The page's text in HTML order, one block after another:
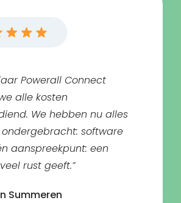
Powerall Connect
alle kosten
We hebben nu alles
software
aanspreekpunt: een
rust geeft.”
Summeren